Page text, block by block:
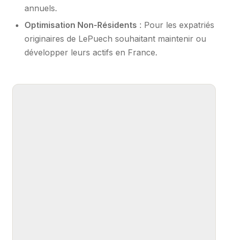
annuels.
Optimisation Non-Résidents : Pour les expatriés
originaires de LePuech souhaitant maintenir ou
développer leurs actifs en France.